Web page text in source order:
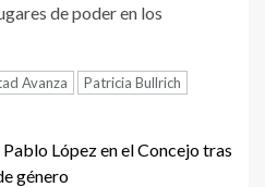
de poder en los
Avanza Patricia Bullrich
López en el Concejo tras
género